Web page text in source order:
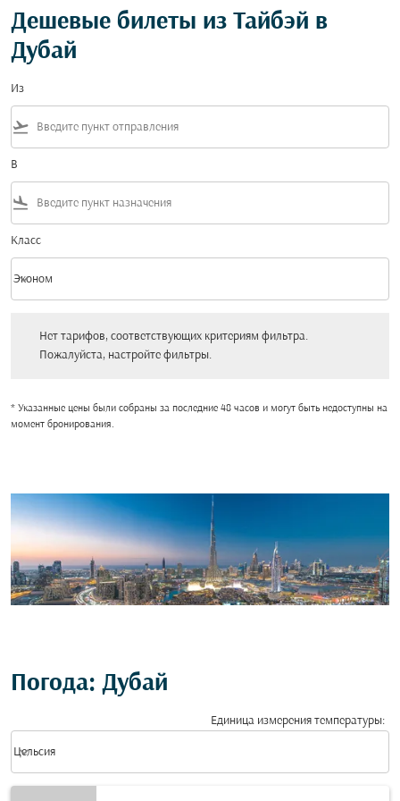
Дешевые билеты из Тайбэй в
Дубай
Из
flight_takeoff
В
flight_land
Класс
Класс option Эконом Selected
Эконом
keyboard_arrow_down
Нет тарифов, соответствующих критериям фильтра.
Пожалуйста, настройте фильтры.
* Указанные цены были собраны за последние 48 часов и могут быть недоступны на
момент бронирования.
Погода: Дубай
Единица измерения температуры:
Цельсия
keyboard_arrow_down